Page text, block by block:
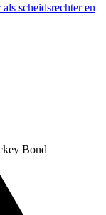
scheidsrechter en
Bond